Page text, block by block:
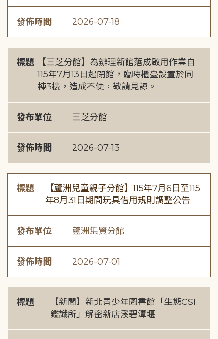
發佈時間 2026-07-18
標題
【三芝分館】為辦理新館落成啟用作業自
115年7月13日起閉館，臨時櫃臺設置於同
棟3樓，造成不便，敬請見諒。
發布單位 三芝分館
發佈時間 2026-07-13
標題
【蘆洲兒童親子分館】115年7月6日至115
年8月31日期間玩具借用規則調整公告
發布單位 蘆洲集賢分館
發佈時間 2026-07-01
標題
【新聞】新北青少年圖書館「生態CSI
鑑識所」解密新店溪碧潭堰